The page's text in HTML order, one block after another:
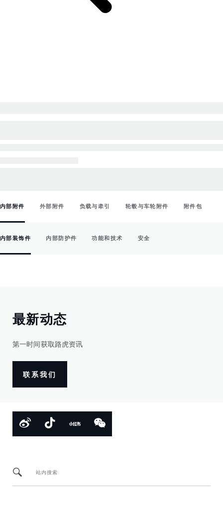
内部附件 外部附件 负载与牵引 轮毂与车轮附件 附件包
内部装饰件 内部防护件 功能和技术 安全
最新动态
第一时间获取路虎资讯
联系我们
站内搜索